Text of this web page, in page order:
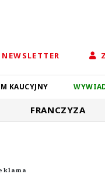
NEWSLETTER
KAUCYJNY
FRANCZYZA